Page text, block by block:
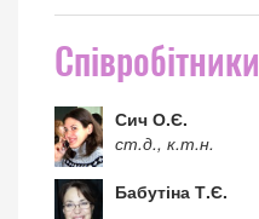
Співробітники
Сич О.Є.
ст.д., к.т.н.
Бабутіна Т.Є.